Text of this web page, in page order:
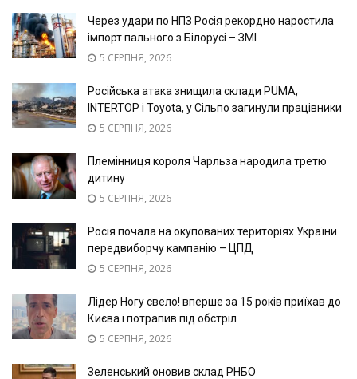
Через удари по НПЗ Росія рекордно наростила
імпорт пального з Білорусі – ЗМІ
5 СЕРПНЯ, 2026
Російська атака знищила склади PUMA,
INTERTOP і Toyota, у Сільпо загинули працівники
5 СЕРПНЯ, 2026
Племінниця короля Чарльза народила третю
дитину
5 СЕРПНЯ, 2026
Росія почала на окупованих територіях України
передвиборчу кампанію – ЦПД
5 СЕРПНЯ, 2026
Лідер Ногу свело! вперше за 15 років приїхав до
Києва і потрапив під обстріл
5 СЕРПНЯ, 2026
Зеленський оновив склад РНБО